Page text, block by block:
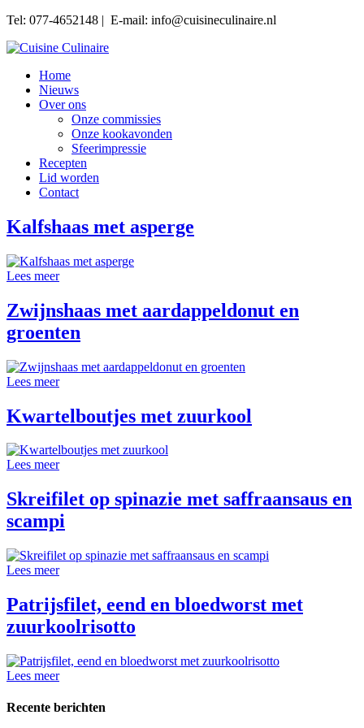
Tel: 077-4652148 | E-mail: info@cuisineculinaire.nl
Home
Nieuws
Over ons
Onze commissies
Onze kookavonden
Sfeerimpressie
Recepten
Lid worden
Contact
Kalfshaas met asperge
Lees meer
Zwijnshaas met aardappeldonut en
groenten
Lees meer
Kwartelboutjes met zuurkool
Lees meer
Skreifilet op spinazie met saffraansaus en
scampi
Lees meer
Patrijsfilet, eend en bloedworst met
zuurkoolrisotto
Lees meer
Recente berichten